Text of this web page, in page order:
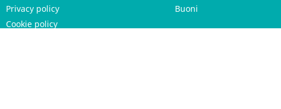
Privacy policy
Cookie policy
Buoni